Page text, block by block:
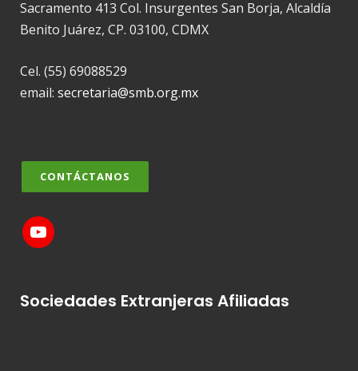
Sacramento 413 Col. Insurgentes San Borja, Alcaldía
Benito Juárez, CP. 03100, CDMX
Cel. (55) 69088529
email: secretaria@smb.org.mx
CONTÁCTANOS
Sociedades Extranjeras Afiliadas